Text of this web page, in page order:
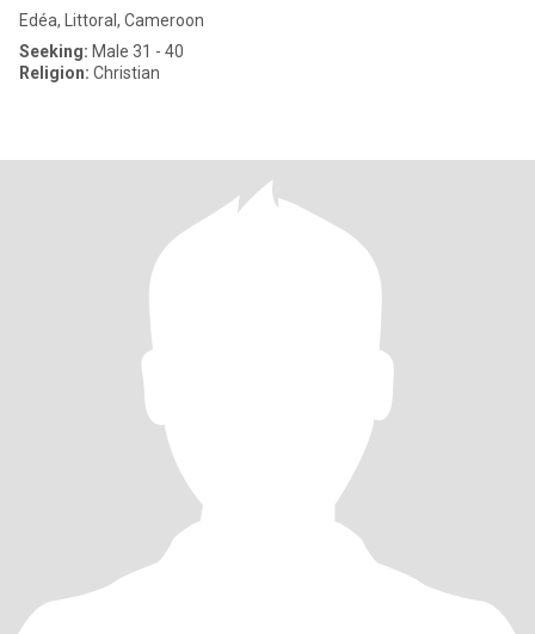
Edéa, Littoral, Cameroon
Seeking: Male 31 - 40
Religion: Christian